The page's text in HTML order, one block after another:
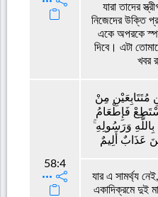
যারা তাদের
নিজেদের উক্তি
একে অপরকে
দিবে। এটা
খবর
58:4
مِنْ
فَإِطْعَامُ
وَرَسُولِهِ
عَذَابٌ أَلِيمٌ
যার এ সামর্থ্য
একাদিক্রমে দুই